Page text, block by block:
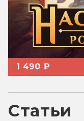
1 490 ₽
Статьи